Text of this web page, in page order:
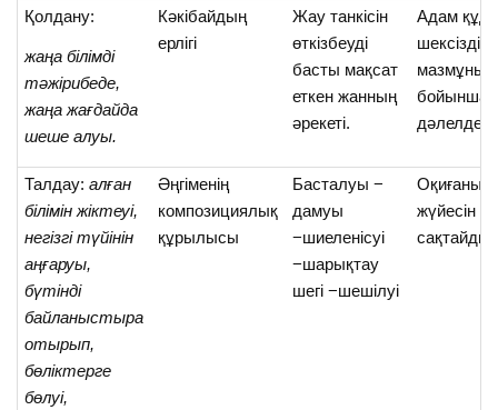
Қолдану:
жаңа білімді
тәжірибеде,
жаңа жағдайда
шеше алуы.
Кәкібайдың
ерлігі
Жау танкісін
өткізбеуді
басты мақсат
еткен жанның
әрекеті.
Адам
мазмұны
бойынша
Талдау:алған
білімін жіктеуі,
негізгі түйінін
аңғаруы,
бүтінді
байланыстыра
отырып,
бөліктерге
бөлуі,
Әңгіменің
композициялық
құрылысы
Басталуы −
дамуы
−шиеленісуі
−шарықтау
шегі −шешілуі
Оқиғаның
жүйесін
сақтайды.